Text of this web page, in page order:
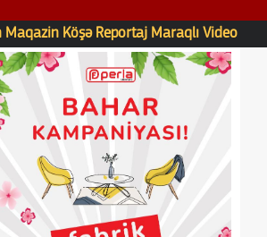
Maqazin Köşə Reportaj Maraqlı Video